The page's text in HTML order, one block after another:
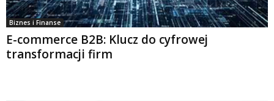
Biznes i Finanse
E-commerce B2B: Klucz do cyfrowej
transformacji firm